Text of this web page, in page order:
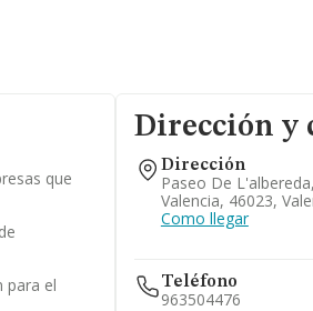
que
para el
Dirección y
Dirección
Paseo De
Valencia, 46023,
Como llegar
Teléfono
963504476